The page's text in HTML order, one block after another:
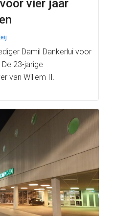
vier jaar
Damil Dankerlui voor
23-jarige
van Willem II.